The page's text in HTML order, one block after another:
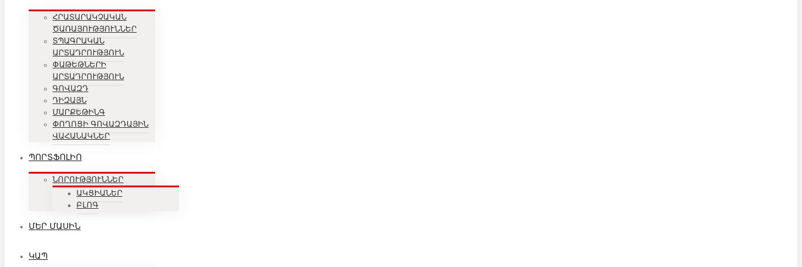
ՀՐԱՏԱՐԱԿՉԱԿԱՆ
ԾԱՌԱՅՈՒԹՅՈՒՆՆԵՐ
ՏՊԱԳՐԱԿԱՆ
ԱՐՏԱԴՐՈՒԹՅՈՒՆ
ՓԱԹԵԹՆԵՐԻ
ԱՐՏԱԴՐՈՒԹՅՈՒՆ
ԳՈՎԱԶԴ
ԴԻԶԱՅՆ
ՄԱՐՔԵԹԻՆԳ
ՓՈՂՈՑԻ ԳՈՎԱԶԴԱՅԻՆ
ՎԱՀԱՆԱԿՆԵՐ
ՊՈՐՏՖՈԼԻՈ
ՆՈՐՈՒԹՅՈՒՆՆԵՐ
ԱԿՑԻԱՆԵՐ
ԲԼՈԳ
ՄԵՐ ՄԱՍԻՆ
ԿԱՊ